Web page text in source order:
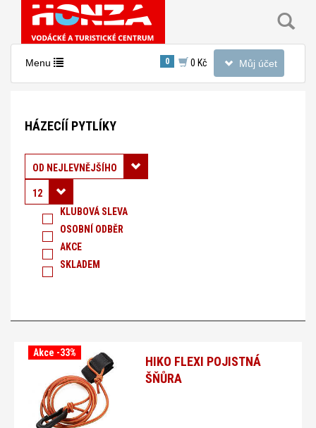
Toggle
navigation
Můj účet
Toggle
Menu 0 0 Kč
Házecíí
pytlíky
HÁZECÍÍ PYTLÍKY
Řadit podle:
OD NEJLEVNĚJŠÍHO
12
KLUBOVÁ SLEVA
OSOBNÍ ODBĚR
AKCE
SKLADEM
HIKO FLEXI POJISTNÁ
ŠŇŮRA
Akce -33%